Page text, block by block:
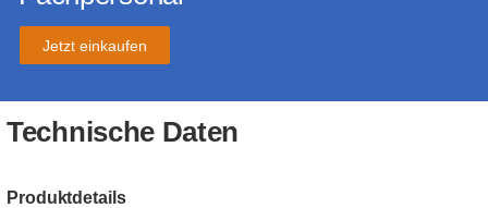
Jetzt einkaufen
Technische Daten
Produktdetails